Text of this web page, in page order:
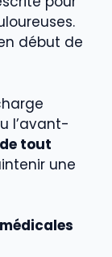
début de
l’avant-
tout
une